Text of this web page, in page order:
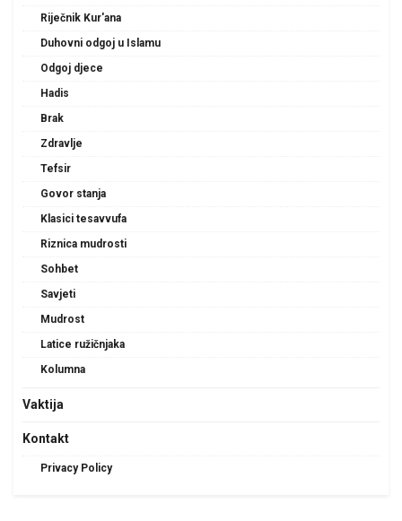
Riječnik Kur'ana
Duhovni odgoj u Islamu
Odgoj djece
Hadis
Brak
Zdravlje
Tefsir
Govor stanja
Klasici tesavvufa
Riznica mudrosti
Sohbet
Savjeti
Mudrost
Latice ružičnjaka
Kolumna
Vaktija
Kontakt
Privacy Policy